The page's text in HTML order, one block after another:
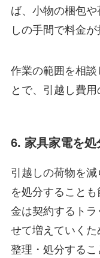
ば、小物の梱包
しの手間で料金
作業の範囲を相
とで、引越し費用
6. 家具家電を
引越しの荷物を
を処分すること
金は契約するト
せて増えていく
整理・処分する